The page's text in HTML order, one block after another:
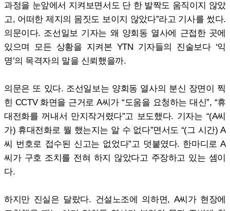
과정을 눈앞에서 지켜보면서도 단 한 발짝도 움직이지 않았
고, 어떠한 제지의 몸짓도 보이지 않았다”라고 기사를 썼다.
의문이다. 조선일보 기자는 왜 양회동 열사에 근접한 곳에
있으며 모든 상황을 지켜본 YTN 기자들의 진술보다 ‘익
명’의 목격자의 말을 신뢰했을까.
의문은 또 있다. 조선일보는 양회동 열사의 분신 장면이 찍
힌 CCTV 화면을 근거로 A씨가 “도움을 요청하는 대신”, “휴
대전화를 꺼내서 만지작거렸다”고 보도했다. 기자는 “(A씨
가) 휴대전화로 뭘 했는지는 알 수 없다”면서도 “(그 시간) A
씨 번호로 접수된 신고는 없었다”고 덧붙였다. 한마디로 A
씨가 구호 조치를 전혀 하지 않았다고 주장하고 있는 셈이
다.
하지만 진실은 달랐다. 건설노조에 의하면, A씨가 현장에